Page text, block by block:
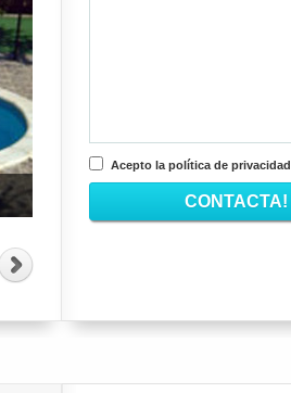
Acepto la política de privacidad